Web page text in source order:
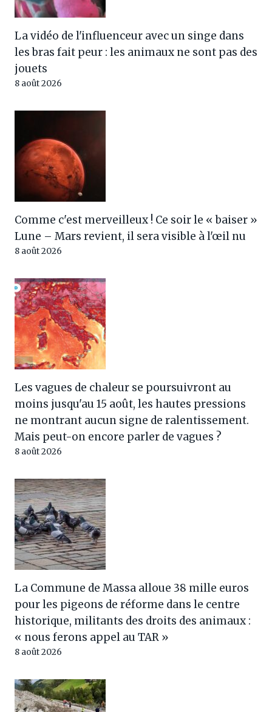
La vidéo de l'influenceur avec un singe dans
les bras fait peur : les animaux ne sont pas des
jouets
8 août 2026
Comme c'est merveilleux ! Ce soir le « baiser »
Lune – Mars revient, il sera visible à l'œil nu
8 août 2026
Les vagues de chaleur se poursuivront au
moins jusqu'au 15 août, les hautes pressions
ne montrant aucun signe de ralentissement.
Mais peut-on encore parler de vagues ?
8 août 2026
La Commune de Massa alloue 38 mille euros
pour les pigeons de réforme dans le centre
historique, militants des droits des animaux :
« nous ferons appel au TAR »
8 août 2026